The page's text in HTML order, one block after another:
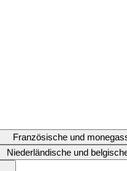
Französische und
Niederländische und